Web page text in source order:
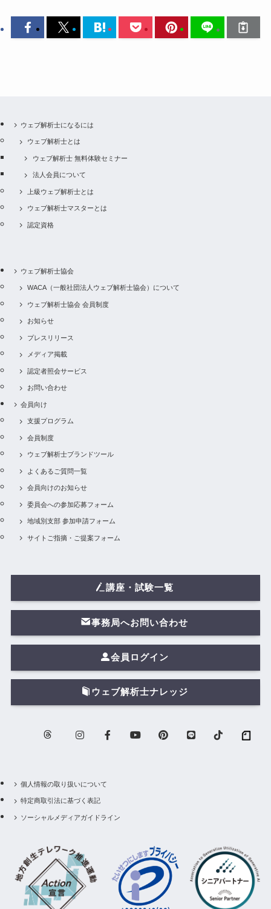
ウェブ解析士になるには
ウェブ解析士とは
ウェブ解析士 無料体験セミナー
法人会員について
上級ウェブ解析士とは
ウェブ解析士マスターとは
認定資格
ウェブ解析士協会
WACA（一般社団法人ウェブ解析士協会）について
ウェブ解析士協会 会員制度
お知らせ
プレスリリース
メディア掲載
認定者照会サービス
お問い合わせ
会員向け
支援プログラム
会員制度
ウェブ解析士ブランドツール
よくあるご質問一覧
会員向けのお知らせ
委員会への参加応募フォーム
地域別支部 参加申請フォーム
サイトご指摘・ご提案フォーム
講座・試験一覧
事務局へお問い合わせ
会員ログイン
ウェブ解析士ナレッジ
個人情報の取り扱いについて
特定商取引法に基づく表記
ソーシャルメディアガイドライン